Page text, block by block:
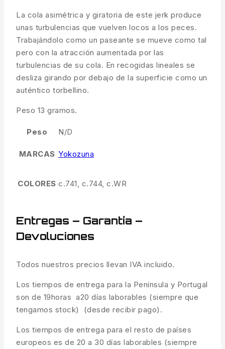
La cola asimétrica y giratoria de este jerk produce
unas turbulencias que vuelven locos a los peces.
Trabajándolo como un paseante se mueve como tal
pero con la atracción aumentada por las
turbulencias de su cola. En recogidas lineales se
desliza girando por debajo de la superficie como un
auténtico torbellino.
Peso 13 gramos.
Peso N/D
MARCAS Yokozuna
COLORES c.741, c.744, c.WR
Entregas – Garantía –
Devoluciones
Todos nuestros precios llevan IVA incluido.
Los tiempos de entrega para la Península y Portugal
son de 19horas a20 días laborables (siempre que
tengamos stock) (desde recibir pago).
Los tiempos de entrega para el resto de países
europeos es de 20 a 30 días laborables (siempre